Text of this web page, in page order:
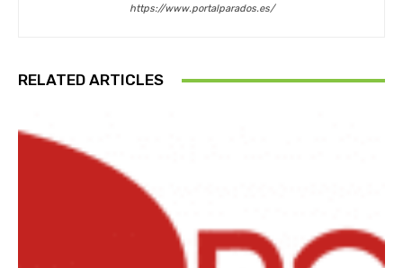
https://www.portalparados.es/
RELATED ARTICLES